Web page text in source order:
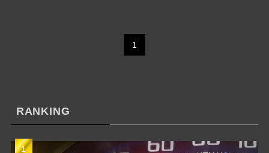
1
RANKING